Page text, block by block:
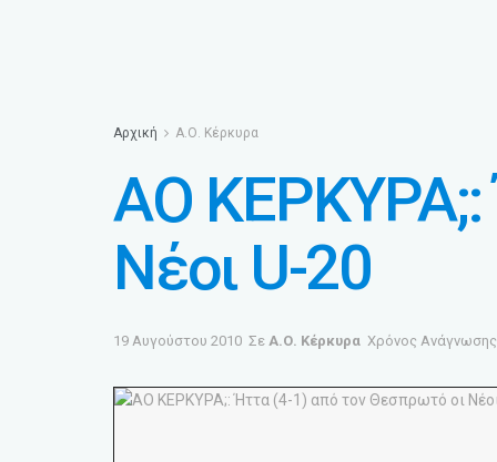
Αρχική Α.Ο. Κέρκυρα
ΑΟ ΚΕΡΚΥΡΑ;:
Νέοι U-20
19 Αυγούστου 2010 Σε Α.Ο. Κέρκυρα Χρόνος